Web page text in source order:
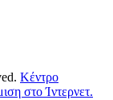
Κέντρο
στο Ίντερνετ.